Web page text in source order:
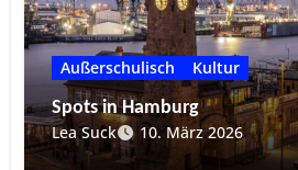
Außerschulisch
Kultur
Spots in Hamburg
Lea Suck
10. März 2026